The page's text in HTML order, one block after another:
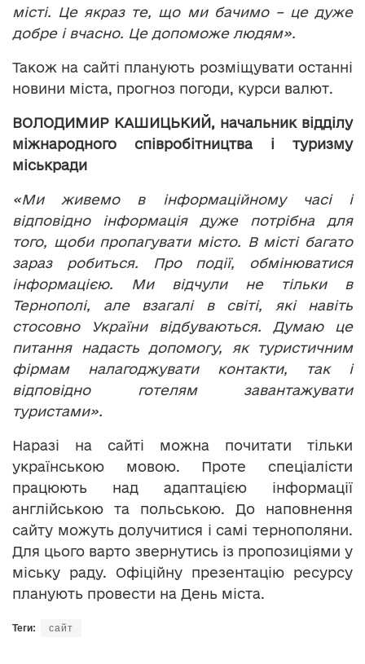
місті. Це якраз те, що ми бачимо – це дуже
добре і вчасно. Це допоможе людям».
Також на сайті планують розміщувати останні
новини міста, прогноз погоди, курси валют.
ВОЛОДИМИР КАШИЦЬКИЙ, начальник відділу
міжнародного співробітництва і туризму
міськради
«Ми живемо в інформаційному часі і
відповідно інформація дуже потрібна для
того, щоби пропагувати місто. В місті багато
зараз робиться. Про події, обмінюватися
інформацією. Ми відчули не тільки в
Тернополі, але взагалі в світі, які навіть
стосовно України відбуваються. Думаю це
питання надасть допомогу, як туристичним
фірмам налагоджувати контакти, так і
відповідно готелям завантажувати
туристами».
Наразі на сайті можна почитати тільки
українською мовою. Проте спеціалісти
працюють над адаптацією інформації
англійською та польською. До наповнення
сайту можуть долучитися і самі тернополяни.
Для цього варто звернутись із пропозиціями у
міську раду. Офіційну презентацію ресурсу
планують провести на День міста.
Теги: сайт